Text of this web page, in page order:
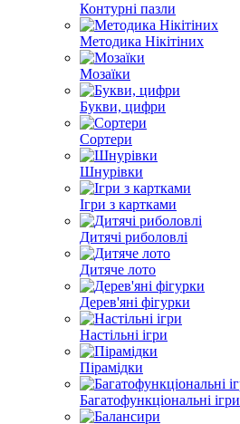
Контурні пазли
Методика Нікітіних
Мозаїки
Букви, цифри
Сортери
Шнурівки
Ігри з картками
Дитячі риболовлі
Дитяче лото
Дерев'яні фігурки
Настільні ігри
Пірамідки
Багатофункціональні ігри